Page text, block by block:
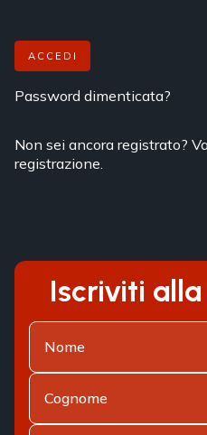
ACCEDI
Password dimenticata?
Non sei ancora registrato?
registrazione.
Iscriviti